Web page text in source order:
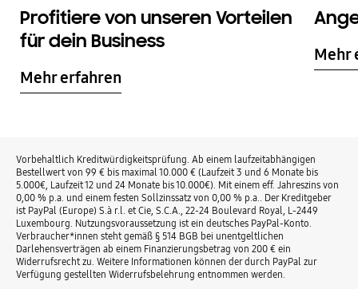
Profitiere von unseren Vorteilen
für dein Business
Mehr erfahren
Mehr
Vorbehaltlich Kreditwürdigkeitsprüfung. Ab einem laufzeitabhängigen
Bestellwert von 99 € bis maximal 10.000 € (Laufzeit 3 und 6 Monate bis
5.000€, Laufzeit 12 und 24 Monate bis 10.000€). Mit einem eff. Jahreszins von
0,00 % p.a. und einem festen Sollzinssatz von 0,00 % p.a.. Der Kreditgeber
ist PayPal (Europe) S.à r.l. et Cie, S.C.A., 22-24 Boulevard Royal, L-2449
Luxembourg. Nutzungsvoraussetzung ist ein deutsches PayPal-Konto.
Verbraucher*innen steht gemäß § 514 BGB bei unentgeltlichen
Darlehensverträgen ab einem Finanzierungsbetrag von 200 € ein
Widerrufsrecht zu. Weitere Informationen können der durch PayPal zur
Verfügung gestellten Widerrufsbelehrung entnommen werden.